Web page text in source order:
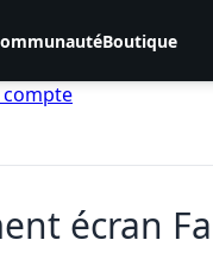
Boutique
compte
écran